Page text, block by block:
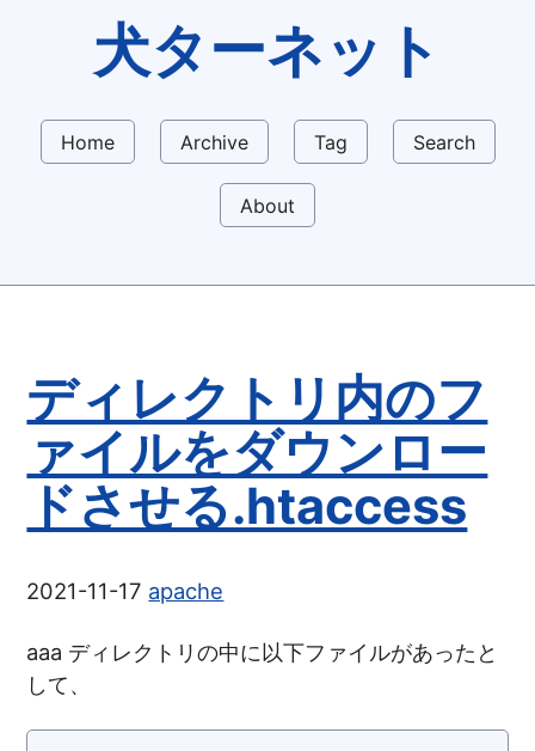
犬ターネット
Home Archive Tag Search
About
ディレクトリ内のフ
ァイルをダウンロー
ドさせる.htaccess
2021-11-17 apache
aaa ディレクトリの中に以下ファイルがあったと
して、